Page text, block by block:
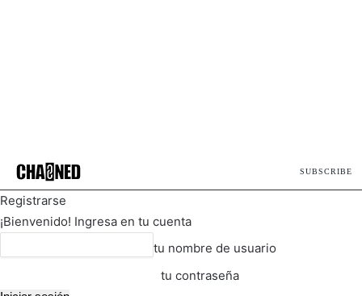
SUBSCRIBE
Registrarse
¡Bienvenido! Ingresa en tu cuenta
tu nombre de usuario
tu contraseña